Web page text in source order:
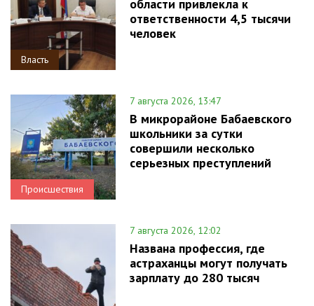
Власть
области привлекла к
ответственности 4,5 тысячи
человек
Происшествия
7 августа 2026, 13:47
В микрорайоне Бабаевского
школьники за сутки
совершили несколько
серьезных преступлений
7 августа 2026, 12:02
Названа профессия, где
астраханцы могут получать
зарплату до 280 тысяч